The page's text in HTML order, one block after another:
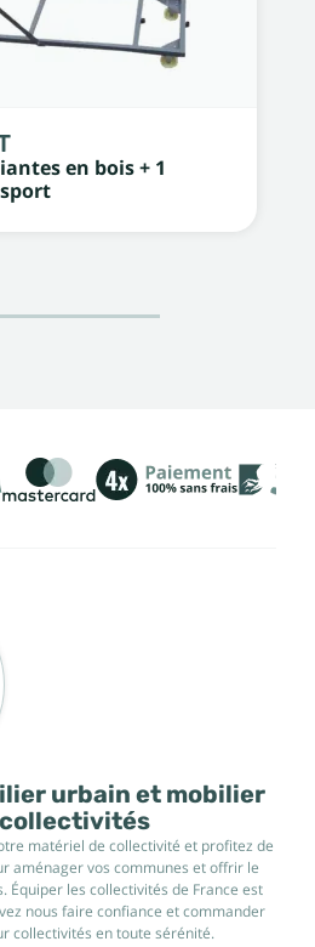
en bois + 1
urbain et mobilier
matériel de collectivité et profitez de
aménager vos communes et offrir le
Équiper les collectivités de France est
nous faire confiance et commander
collectivités en toute sérénité.